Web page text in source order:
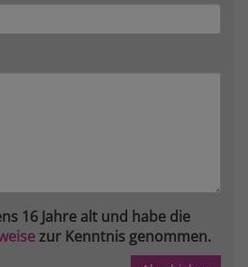
16 Jahre alt und habe die
zur Kenntnis genommen.